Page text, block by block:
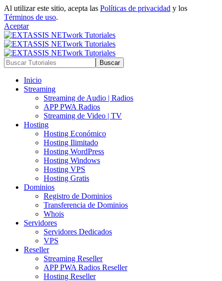
Al utilizar este sitio, acepta las Políticas de privacidad y los
Términos de uso.
Aceptar
Inicio
Streaming
Streaming de Audio | Radios
APP PWA Radios
Streaming de Video | TV
Hosting
Hosting Económico
Hosting Ilimitado
Hosting WordPress
Hosting Windows
Hosting VPS
Hosting Gratis
Dominios
Registro de Dominios
Transferencia de Dominios
Whois
Servidores
Servidores Dedicados
VPS
Reseller
Streaming Reseller
APP PWA Radios Reseller
Hosting Reseller